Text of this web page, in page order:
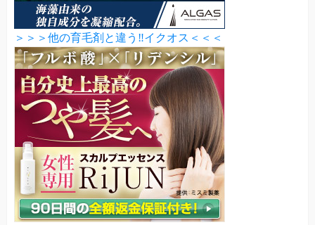
＞＞＞他の育毛剤と違う‼イクオス＜＜＜